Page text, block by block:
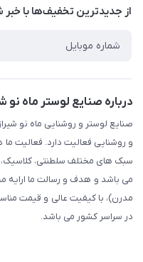
تماس با ما
راهنما
از جدید‌ترین تخفیف‌ها با‌ خبر
درباره صنایع لوستر ماه نو
صنایع لوستر و روشنایی ماه نو
و روشنایی فعالیت دارد. فعالیت ما
سبک های مختلف سلطنتی،
می باشد و هدف و رسالت ما
مدرن)، با کیفیت عالی و قیمت
در سراسر کشور می باشد.